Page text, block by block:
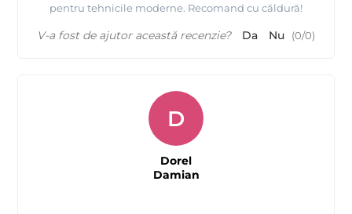
pentru tehnicile moderne. Recomand cu căldură!
V-a fost de ajutor această recenzie? Da Nu (0/0)
D
Dorel
Damian